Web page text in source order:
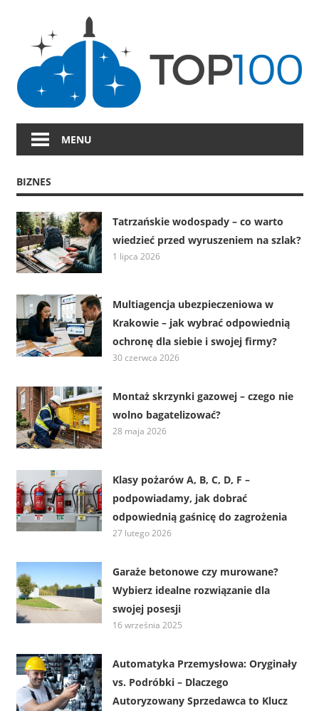
content
MENU
BIZNES
Tatrzańskie wodospady – co warto
wiedzieć przed wyruszeniem na szlak?
1 lipca 2026
Multiagencja ubezpieczeniowa w
Krakowie – jak wybrać odpowiednią
ochronę dla siebie i swojej firmy?
30 czerwca 2026
Montaż skrzynki gazowej – czego nie
wolno bagatelizować?
28 maja 2026
Klasy pożarów A, B, C, D, F –
podpowiadamy, jak dobrać
odpowiednią gaśnicę do zagrożenia
27 lutego 2026
Garaże betonowe czy murowane?
Wybierz idealne rozwiązanie dla
swojej posesji
16 września 2025
Automatyka Przemysłowa: Oryginały
vs. Podróbki – Dlaczego
Autoryzowany Sprzedawca to Klucz